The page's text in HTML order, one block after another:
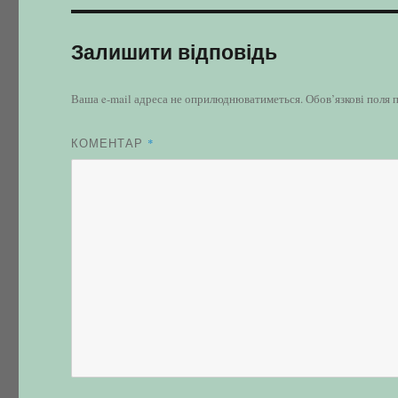
Залишити відповідь
Ваша e-mail адреса не оприлюднюватиметься. Обов’язкові поля
КОМЕНТАР *